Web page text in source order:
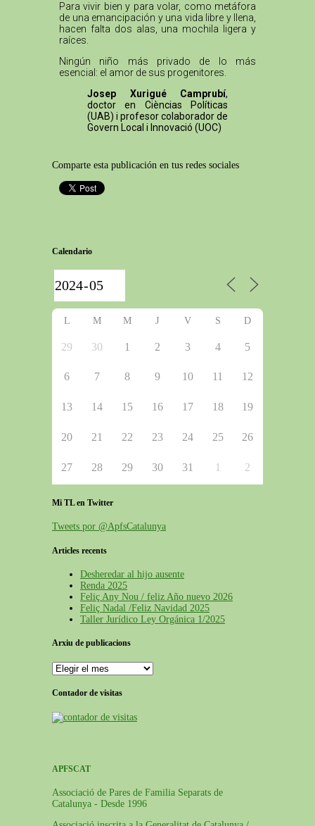
Para vivir bien y para volar, como metáfora
de una emancipación y una vida libre y llena,
hacen falta dos alas, una mochila ligera y
raíces.
Ningún niño más privado de lo más
esencial: el amor de sus progenitores.
Josep Xurigué Camprubí,
doctor en Cièncias Políticas
(UAB) i profesor colaborador de
Govern Local i Innovació (UOC)
Comparte esta publicación en tus redes sociales
Calendario
L M M J V S D
29 30 1 2 3 4 5
6 7 8 9 10 11 12
13 14 15 16 17 18 19
20 21 22 23 24 25 26
27 28 29 30 31 1 2
Mi TL en Twitter
Tweets por @ApfsCatalunya
Articles recents
Desheredar al hijo ausente
Renda 2025
Feliç Any Nou / feliz Año nuevo 2026
Feliç Nadal /Feliz Navidad 2025
Taller Jurídico Ley Orgánica 1/2025
Arxiu de publicacions
Contador de visitas
APFSCAT
Associació de Pares de Familia Separats de
Catalunya - Desde 1996